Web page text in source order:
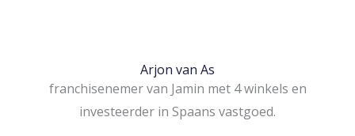
Arjon van As
franchisenemer van Jamin met 4 winkels en
investeerder in Spaans vastgoed.